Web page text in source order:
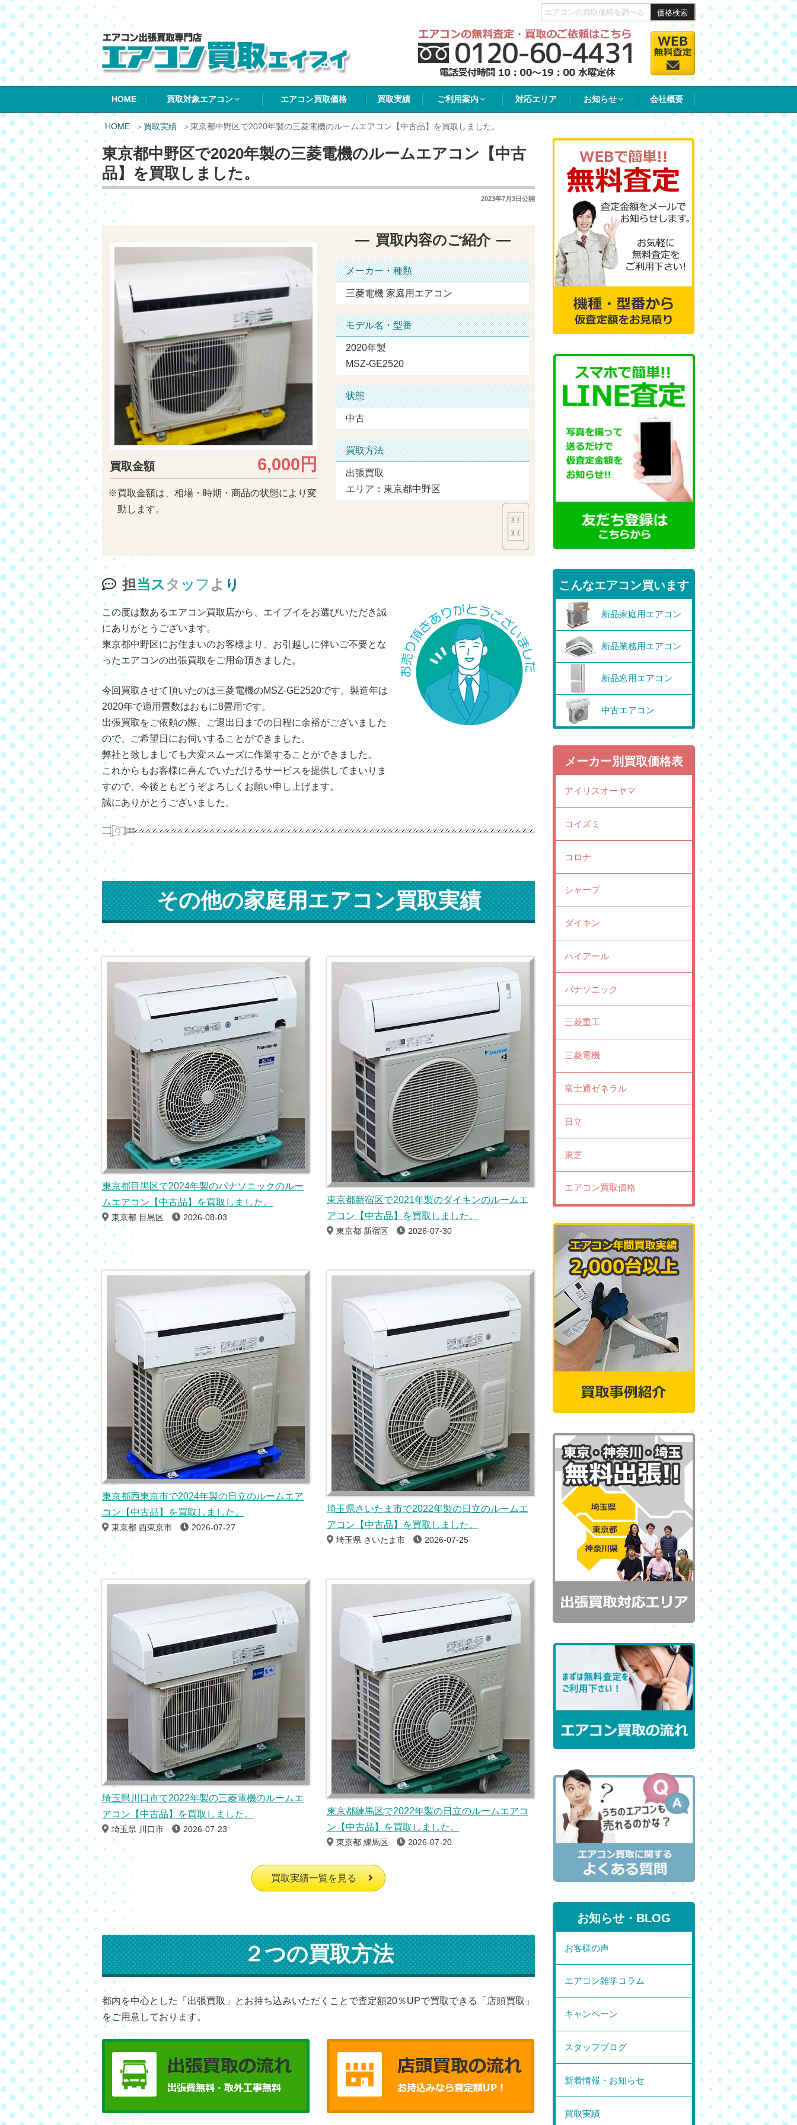
価格検索
エアコン買取エイブイ
HOME 買取対象エアコン エアコン買取価格 買取実績 ご利用案内 対応エリア お知らせ 会社概要
HOME 買取実績 東京都中野区で2020年製の三菱電機のルームエアコン【中古品】を買取しました。
東京都中野区で2020年製の三菱電機のルームエアコン【中古
品】を買取しました。
2023年7月3日公開
買取金額 6,000円
※買取金額は、相場・時期・商品の状態により変
動します。
買取内容のご紹介
メーカー・種類
三菱電機 家庭用エアコン
モデル名・型番
2020年製
MSZ-GE2520
状態
中古
買取方法
出張買取
エリア：東京都中野区
担当スタ ッ フ よ り
この度は数あるエアコン買取店から、エイブイをお選びいただき誠
にありがとうございます。
東京都中野区にお住まいのお客様より、お引越しに伴いご不要とな
ったエアコンの出張買取をご用命頂きました。
今回買取させて頂いたのは三菱電機のMSZ-GE2520です。製造年は
2020年で適用畳数はおもに8畳用です。
出張買取をご依頼の際、ご退出日までの日程に余裕がございました
ので、ご希望日にお伺いすることができました。
弊社と致しましても大変スムーズに作業することができました。
これからもお客様に喜んでいただけるサービスを提供してまいりま
すので、今後ともどうぞよろしくお願い申し上げます。
誠にありがとうございました。
その他の家庭用エアコン買取実績
東京都目黒区で2024年製のパナソニックのルー
ムエアコン【中古品】を買取しました。
東京都 目黒区 2026-08-03
東京都新宿区で2021年製のダイキンのルームエ
アコン【中古品】を買取しました。
東京都 新宿区 2026-07-30
東京都西東京市で2024年製の日立のルームエア
コン【中古品】を買取しました。
東京都 西東京市 2026-07-27
埼玉県さいたま市で2022年製の日立のルームエ
アコン【中古品】を買取しました。
埼玉県 さいたま市 2026-07-25
埼玉県川口市で2022年製の三菱電機のルームエ
アコン【中古品】を買取しました。
埼玉県 川口市 2026-07-23
東京都練馬区で2022年製の日立のルームエアコ
ン【中古品】を買取しました。
東京都 練馬区 2026-07-20
買取実績一覧を見る
２つの買取方法
都内を中心とした「出張買取」とお持ち込みいただくことで査定額20％UPで買取できる「店頭買取」
をご用意しております。
こんなエアコン買います
新品家庭用エアコン
新品業務用エアコン
新品窓用エアコン
中古エアコン
メーカー別買取価格表
アイリスオーヤマ
コイズミ
コロナ
シャープ
ダイキン
ハイアール
パナソニック
三菱重工
三菱電機
富士通ゼネラル
日立
東芝
エアコン買取価格
お知らせ・BLOG
お客様の声
エアコン雑学コラム
キャンペーン
スタッフブログ
新着情報・お知らせ
買取実績